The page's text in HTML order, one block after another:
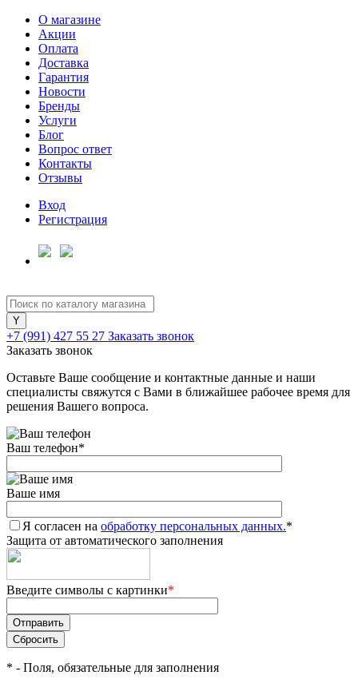
О магазине
Акции
Оплата
Доставка
Гарантия
Новости
Бренды
Услуги
Блог
Вопрос ответ
Контакты
Отзывы
Вход
Регистрация
+7 (991) 427 55 27 Заказать звонок
Заказать звонок
Оставьте Ваше сообщение и контактные данные и наши
специалисты свяжутся с Вами в ближайшее рабочее время для
решения Вашего вопроса.
Ваш телефон*
Ваше имя
Я согласен на обработку персональных данных.*
Защита от автоматического заполнения
Введите символы с картинки*
* - Поля, обязательные для заполнения
Для клиентов всех банков
Разбейте
оплатуна части
без переплат
График платежей
Сегодня
25%
Добавляйте товары
в корзину
Оплачивайте сегодня только
25% картой любого банка
Получайте товар
выбранный способом
Оставшиеся75% будут
списыватьсяс вашей карты
по